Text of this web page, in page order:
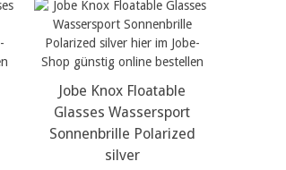
mehr Details...
Jobe Knox Floatable
Glasses Wassersport
Sonnenbrille Polarized
silver